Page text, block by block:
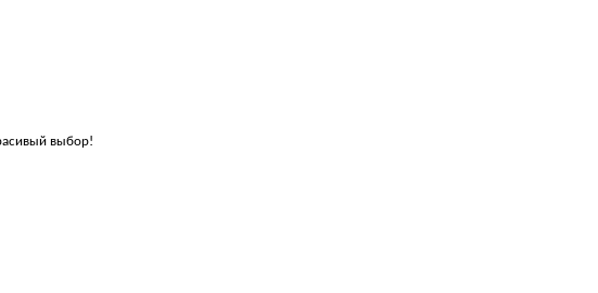
выбор!